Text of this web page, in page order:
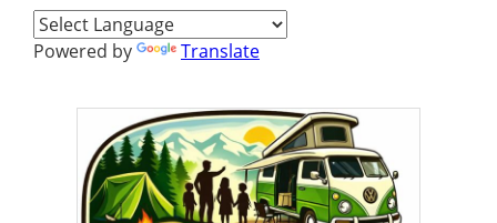
Powered by Translate